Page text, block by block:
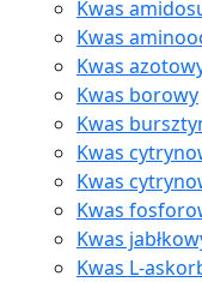
Kwas
Kwas
Kwas
Kwas borowy
Kwas
Kwas
Kwas
Kwas
Kwas
Kwas L-